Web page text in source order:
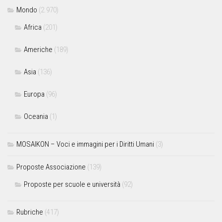
Mondo (2.970)
Africa (201)
Americhe (189)
Asia (136)
Europa (96)
Oceania (1)
MOSAIKON – Voci e immagini per i Diritti Umani (3)
Proposte Associazione (139)
Proposte per scuole e università (92)
Rubriche (417)